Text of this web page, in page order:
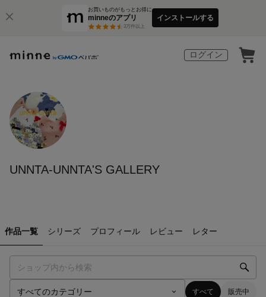
お買いものがもっとお得に
minneのアプリ
3万件以上
インストールする
ログイン
UNNTA-UNNTA'S GALLERY
作品一覧 シリーズ プロフィール レビュー レター
すべて 販売中